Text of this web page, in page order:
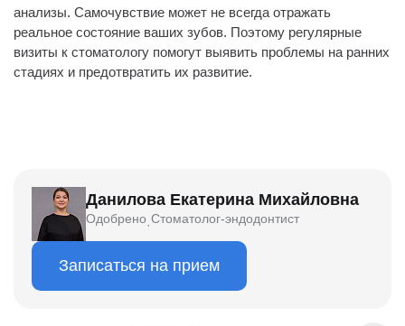
анализы. Самочувствие может не всегда отражать
реальное состояние ваших зубов. Поэтому регулярные
визиты к стоматологу помогут выявить проблемы на ранних
стадиях и предотвратить их развитие.
Данилова Екатерина Михайловна
Одобрено·Стоматолог-эндодонтист
Записаться на прием